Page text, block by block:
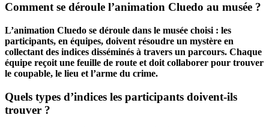
Comment se déroule l’animation Cluedo au musée ?
L’animation Cluedo se déroule dans le musée choisi : les
participants, en équipes, doivent résoudre un mystère en
collectant des indices disséminés à travers un parcours. Chaque
équipe reçoit une feuille de route et doit collaborer pour trouver
le coupable, le lieu et l’arme du crime.
Quels types d’indices les participants doivent-ils
trouver ?